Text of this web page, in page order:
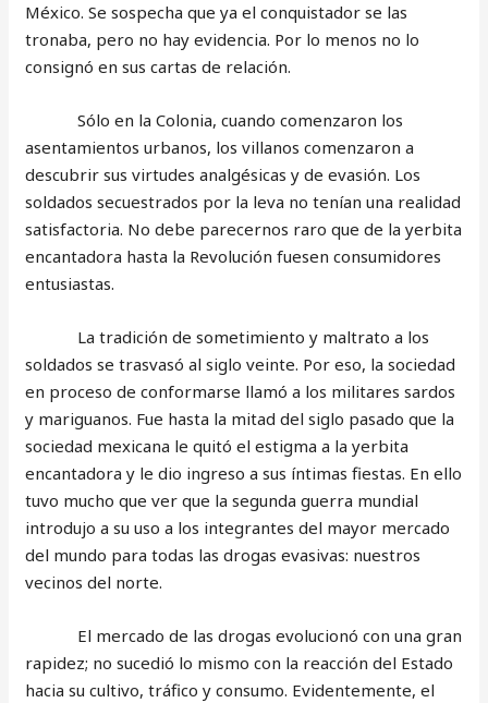
México. Se sospecha que ya el conquistador se las
tronaba, pero no hay evidencia. Por lo menos no lo
consignó en sus cartas de relación.
Sólo en la Colonia, cuando comenzaron los
asentamientos urbanos, los villanos comenzaron a
descubrir sus virtudes analgésicas y de evasión. Los
soldados secuestrados por la leva no tenían una realidad
satisfactoria. No debe parecernos raro que de la yerbita
encantadora hasta la Revolución fuesen consumidores
entusiastas.
La tradición de sometimiento y maltrato a los
soldados se trasvasó al siglo veinte. Por eso, la sociedad
en proceso de conformarse llamó a los militares sardos
y mariguanos. Fue hasta la mitad del siglo pasado que la
sociedad mexicana le quitó el estigma a la yerbita
encantadora y le dio ingreso a sus íntimas fiestas. En ello
tuvo mucho que ver que la segunda guerra mundial
introdujo a su uso a los integrantes del mayor mercado
del mundo para todas las drogas evasivas: nuestros
vecinos del norte.
El mercado de las drogas evolucionó con una gran
rapidez; no sucedió lo mismo con la reacción del Estado
hacia su cultivo, tráfico y consumo. Evidentemente, el